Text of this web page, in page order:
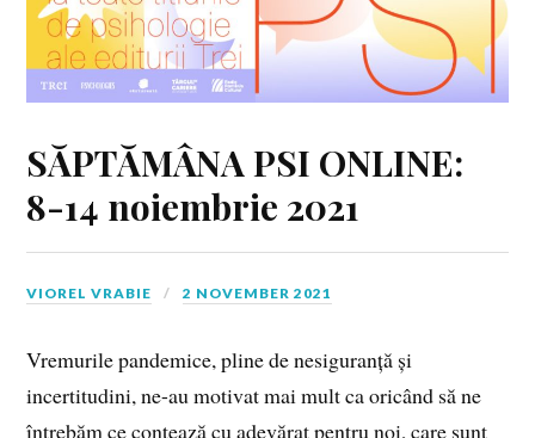
SĂPTĂMÂNA PSI ONLINE:
8-14 noiembrie 2021
VIOREL VRABIE 2 NOVEMBER 2021
Vremurile pandemice, pline de nesiguranță și
incertitudini, ne-au motivat mai mult ca oricând să ne
întrebăm ce contează cu adevărat pentru noi, care sunt